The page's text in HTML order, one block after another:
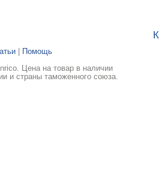
Помощь
Цена на товар в наличии
и страны таможенного союза.